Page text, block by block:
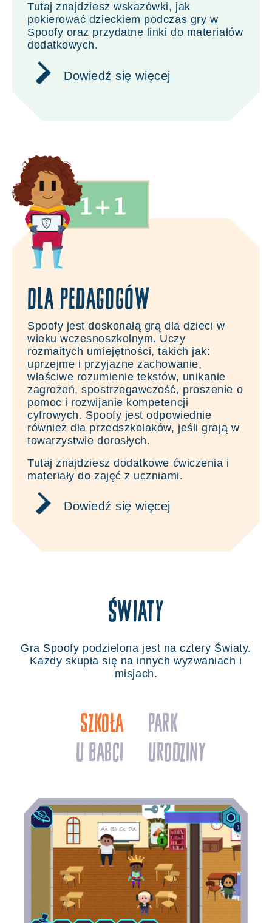
Tutaj znajdziesz wskazówki, jak
pokierować dzieckiem podczas gry w
Spoofy oraz przydatne linki do materiałów
dodatkowych.
Dowiedź się więcej
Dla pedagogów
Spoofy jest doskonałą grą dla dzieci w
wieku wczesnoszkolnym. Uczy
rozmaitych umiejętności, takich jak:
uprzejme i przyjazne zachowanie,
właściwe rozumienie tekstów, unikanie
zagrożeń, spostrzegawczość, proszenie o
pomoc i rozwijanie kompetencji
cyfrowych. Spoofy jest odpowiednie
również dla przedszkolaków, jeśli grają w
towarzystwie dorosłych.
Tutaj znajdziesz dodatkowe ćwiczenia i
materiały do zajęć z uczniami.
Dowiedź się więcej
Światy
Gra Spoofy podzielona jest na cztery Światy.
Każdy skupia się na innych wyzwaniach i
misjach.
Szkoła
Park
U Babci
Urodziny